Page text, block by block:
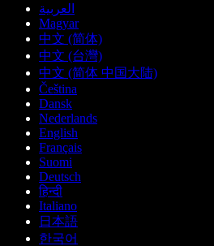
العربية
Magyar
中文 (简体)
中文 (台灣)
中文 (简体 中国大陆)
Čeština
Dansk
Nederlands
English
Français
Suomi
Deutsch
हिन्दी
Italiano
日本語
한국어